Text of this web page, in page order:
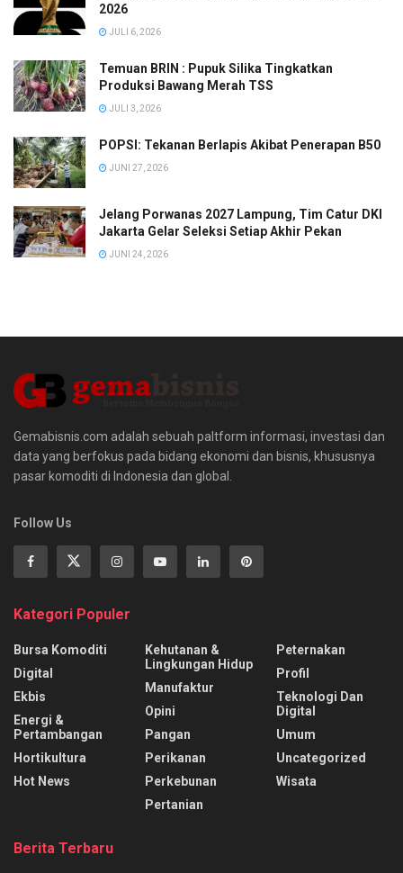
2026
JULI 6, 2026
Temuan BRIN : Pupuk Silika Tingkatkan
Produksi Bawang Merah TSS
JULI 3, 2026
POPSI: Tekanan Berlapis Akibat Penerapan B50
JUNI 27, 2026
Jelang Porwanas 2027 Lampung, Tim Catur DKI
Jakarta Gelar Seleksi Setiap Akhir Pekan
JUNI 24, 2026
Gemabisnis.com adalah sebuah paltform informasi, investasi dan
data yang berfokus pada bidang ekonomi dan bisnis, khususnya
pasar komoditi di Indonesia dan global.
Follow Us
Kategori Populer
Bursa Komoditi
Digital
Ekbis
Energi &
Pertambangan
Hortikultura
Hot News
Kehutanan &
Lingkungan Hidup
Manufaktur
Opini
Pangan
Perikanan
Perkebunan
Pertanian
Peternakan
Profil
Teknologi Dan
Digital
Umum
Uncategorized
Wisata
Berita Terbaru